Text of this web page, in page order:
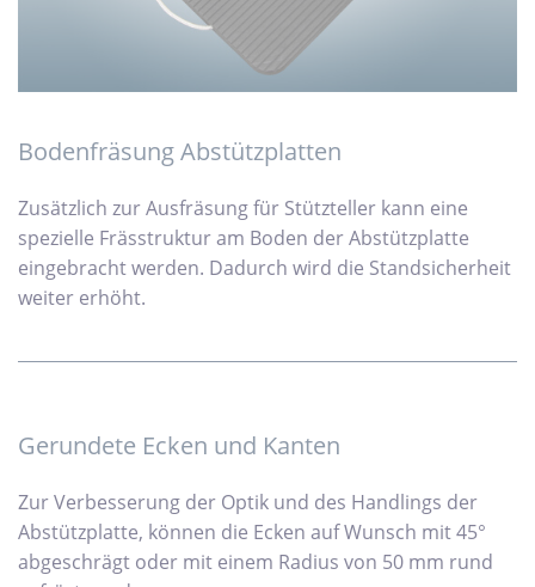
Bodenfräsung Abstützplatten
Zusätzlich zur Ausfräsung für Stützteller kann eine
spezielle Frässtruktur am Boden der Abstützplatte
eingebracht werden. Dadurch wird die Standsicherheit
weiter erhöht.
Gerundete Ecken und Kanten
Zur Verbesserung der Optik und des Handlings der
Abstützplatte, können die Ecken auf Wunsch mit 45°
abgeschrägt oder mit einem Radius von 50 mm rund